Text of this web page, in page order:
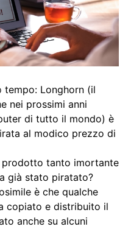
tempo: Longhorn (il
nei prossimi anni
di tutto il mondo) è
al modico prezzo di
prodotto tanto imortante
già stato piratato?
è che qualche
copiato e distribuito il
anche su alcuni